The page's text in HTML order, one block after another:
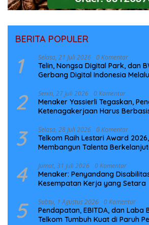
BERITA POPULER
1 Selasa, 21 Juli 2026 0 Komentar
Telin, Nongsa Digital Park, dan
Gerbang Digital Indonesia
2 Senin, 27 Juli 2026 0 Komentar
Menaker Yassierli Tegaskan,
Ketenagakerjaan Harus
3 Selasa, 28 Juli 2026 0 Komentar
Telkom Raih Lestari Award
Membangun Talenta
4 Jumat, 31 Juli 2026 0 Komentar
Menaker: Penyandang
Kesempatan Kerja yang Setara
5 Sabtu, 1 Agustus 2026 0 Komentar
Pendapatan, EBITDA, dan Laba
Telkom Tumbuh Kuat di Paruh